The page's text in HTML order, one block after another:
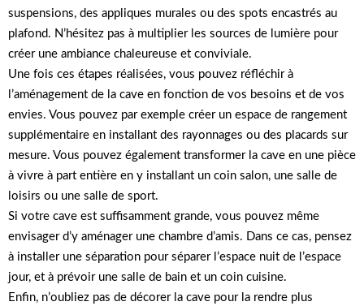
suspensions, des appliques murales ou des spots encastrés au
plafond. N’hésitez pas à multiplier les sources de lumière pour
créer une ambiance chaleureuse et conviviale.
Une fois ces étapes réalisées, vous pouvez réfléchir à
l’aménagement de la cave en fonction de vos besoins et de vos
envies. Vous pouvez par exemple créer un espace de rangement
supplémentaire en installant des rayonnages ou des placards sur
mesure. Vous pouvez également transformer la cave en une pièce
à vivre à part entière en y installant un coin salon, une salle de
loisirs ou une salle de sport.
Si votre cave est suffisamment grande, vous pouvez même
envisager d’y aménager une chambre d’amis. Dans ce cas, pensez
à installer une séparation pour séparer l’espace nuit de l’espace
jour, et à prévoir une salle de bain et un coin cuisine.
Enfin, n’oubliez pas de décorer la cave pour la rendre plus